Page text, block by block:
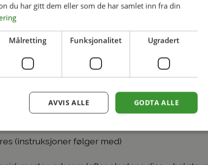
roser, klematis, kaprifol, jasmin, erteblomster og
ned i jorden for stabilitet
direkte på Legegaarden
også med Bring over hele Norge
(instruksjoner følger med)
du har gitt dem eller som de har samlet inn fra din
Målretting Funksjonalitet Ugradert
GODTA ALLE
AVVIS ALLE